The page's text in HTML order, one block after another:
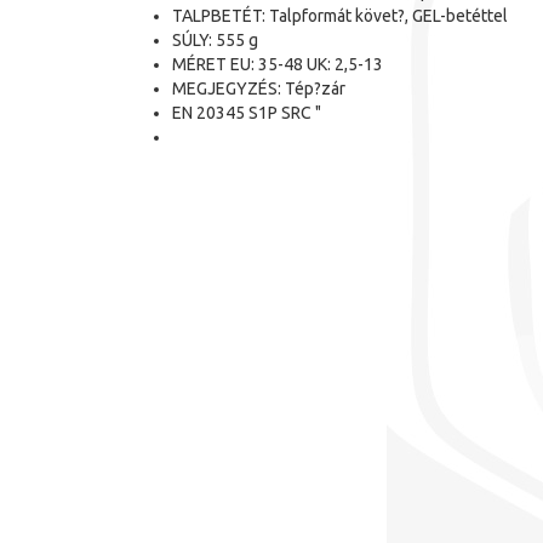
TALPBETÉT: Talpformát követ?, GEL-betéttel
SÚLY: 555 g
MÉRET EU: 35-48 UK: 2,5-13
MEGJEGYZÉS: Tép?zár
EN 20345 S1P SRC "